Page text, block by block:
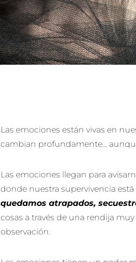
Las emociones están vivas en
cambian profundamente…
Las emociones llegan para
donde nuestra supervivencia
quedamos atrapados,
cosas a través de una rendija
observación.